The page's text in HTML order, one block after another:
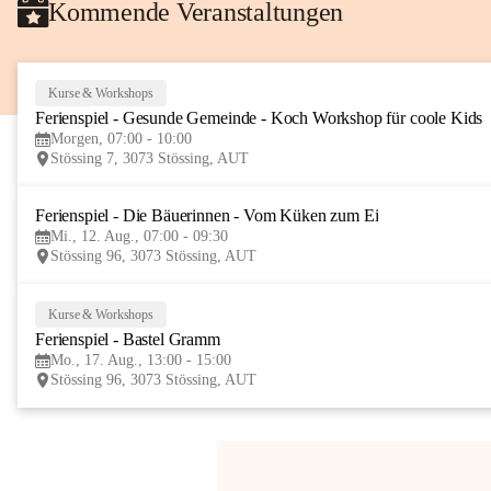
Kommende Veranstaltungen
Kurse & Workshops
Ferienspiel - Gesunde Gemeinde - Koch Workshop für coole Kids
Morgen, 07:00 - 10:00
Stössing 7, 3073 Stössing, AUT
Ferienspiel - Die Bäuerinnen - Vom Küken zum Ei
Mi., 12. Aug., 07:00 - 09:30
Stössing 96, 3073 Stössing, AUT
Kurse & Workshops
Ferienspiel - Bastel Gramm
Mo., 17. Aug., 13:00 - 15:00
Stössing 96, 3073 Stössing, AUT